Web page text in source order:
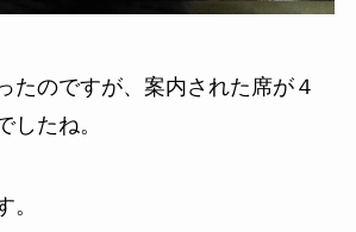
たのですが、案内された席が４
したね。
。